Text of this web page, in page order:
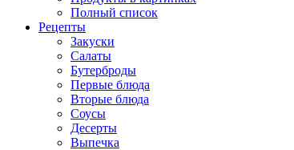
Полный список
Рецепты
Закуски
Салаты
Бутерброды
Первые блюда
Вторые блюда
Соусы
Десерты
Выпечка